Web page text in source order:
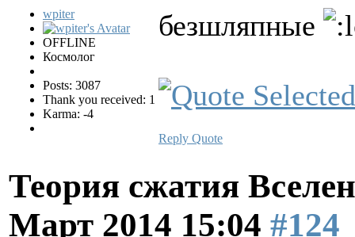
wpiter
OFFLINE
Космолог
Posts: 3087
Thank you received: 1
Karma: -4
безшляпные
Reply Quote
Теория сжатия
Март 2014 15:04 #124